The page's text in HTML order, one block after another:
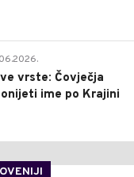
vrste: Čovječja
ime po Krajini